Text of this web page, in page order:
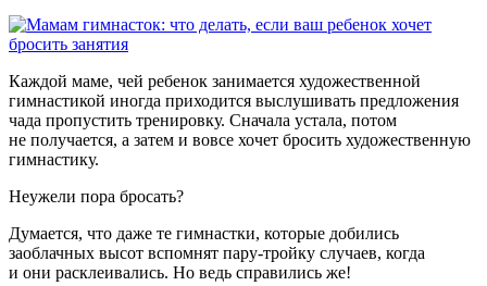
Каждой маме, чей ребенок занимается художественной
гимнастикой иногда приходится выслушивать предложения
чада пропустить тренировку. Сначала устала, потом
не получается, а затем и вовсе хочет бросить художественную
гимнастику.
Неужели пора бросать?
Думается, что даже те гимнастки, которые добились
заоблачных высот вспомнят пару-тройку случаев, когда
и они расклеивались. Но ведь справились же!